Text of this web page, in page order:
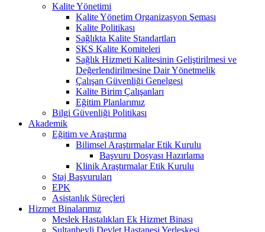
Kalite Yönetimi
Kalite Yönetim Organizasyon Şeması
Kalite Politikası
Sağlıkta Kalite Standartları
SKS Kalite Komiteleri
Sağlık Hizmeti Kalitesinin Geliştirilmesi ve
Değerlendirilmesine Dair Yönetmelik
Çalışan Güvenliği Genelgesi
Kalite Birim Çalışanları
Eğitim Planlarımız
Bilgi Güvenliği Politikası
Akademik
Eğitim ve Araştırma
Bilimsel Araştırmalar Etik Kurulu
Başvuru Dosyası Hazırlama
Klinik Araştırmalar Etik Kurulu
Staj Başvuruları
EPK
Asistanlık Süreçleri
Hizmet Binalarımız
Meslek Hastalıkları Ek Hizmet Binası
Sultanbeyli Devlet Hastanesi Yerleşkesi